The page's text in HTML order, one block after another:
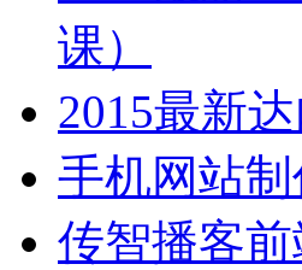
课）
2015最新
手机网站
传智播客